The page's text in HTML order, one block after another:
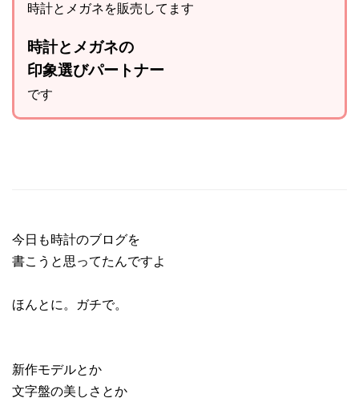
時計とメガネを販売してます
時計とメガネの
印象選びパートナー
です
今日も時計のブログを
書こうと思ってたんですよ
ほんとに。ガチで。
新作モデルとか
文字盤の美しさとか